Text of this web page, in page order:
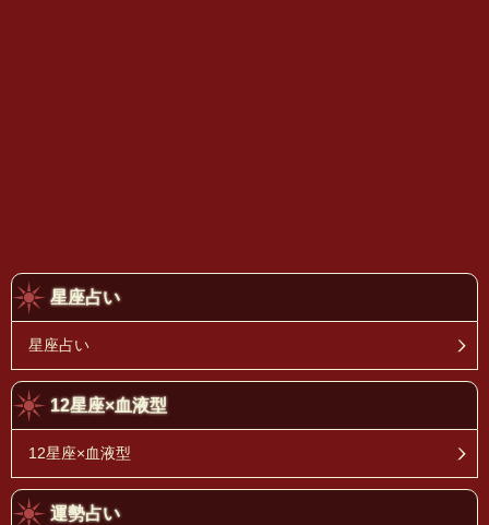
星座占い
星座占い
12星座×血液型
12星座×血液型
運勢占い